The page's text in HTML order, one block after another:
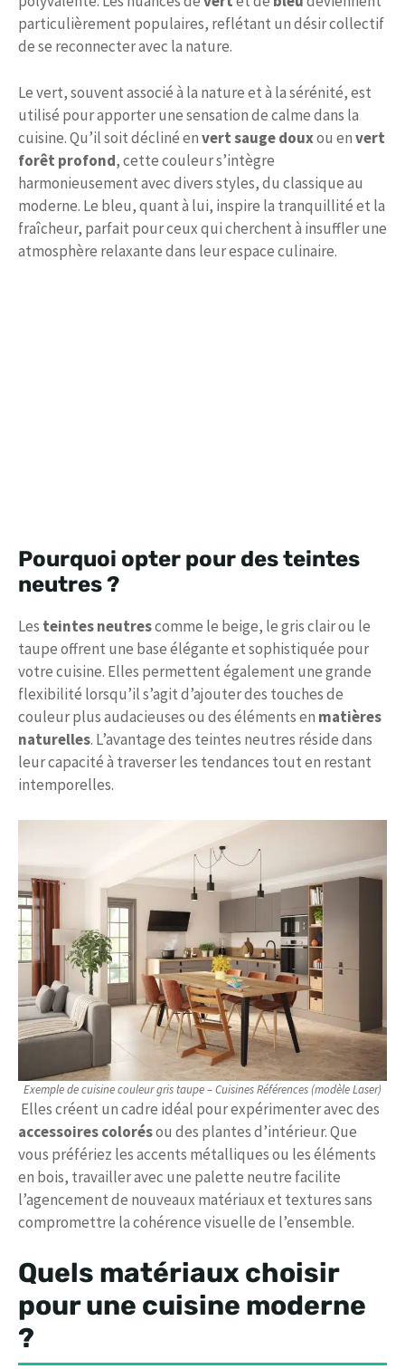
particulièrement populaires, reflétant un désir collectif
de se reconnecter avec la nature.
Le vert, souvent associé à la nature et à la sérénité, est
utilisé pour apporter une sensation de calme dans la
cuisine. Qu’il soit décliné envert sauge douxou envert
forêt profond, cette couleur s’intègre
harmonieusement avec divers styles, du classique au
moderne. Le bleu, quant à lui, inspire la tranquillité et la
fraîcheur, parfait pour ceux qui cherchent à insuffler une
atmosphère relaxante dans leur espace culinaire.
Pourquoi opter pour des teintes
neutres ?
Les teintes neutrescomme le beige, le gris clair ou le
taupe offrent une base élégante et sophistiquée pour
votre cuisine. Elles permettent également une grande
flexibilité lorsqu’il s’agit d’ajouter des touches de
couleur plus audacieuses ou des éléments en matières
naturelles. L’avantage des teintes neutres réside dans
leur capacité à traverser les tendances tout en restant
intemporelles.
Exemple de cuisine couleur gris taupe – Cuisines Références (modèle Laser)
Elles créent un cadre idéal pour expérimenter avec des
accessoires colorésou des plantes d’intérieur. Que
vous préfériez les accents métalliques ou les éléments
en bois, travailler avec une palette neutre facilite
l’agencement de nouveaux matériaux et textures sans
compromettre la cohérence visuelle de l’ensemble.
Quels matériaux choisir
pour une cuisine moderne
?